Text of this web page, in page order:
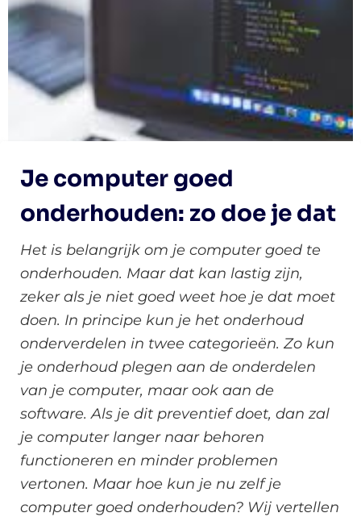
Je computer goed
onderhouden: zo doe je dat
Het is belangrijk om je computer goed te
onderhouden. Maar dat kan lastig zijn,
zeker als je niet goed weet hoe je dat moet
doen. In principe kun je het onderhoud
onderverdelen in twee categorieën. Zo kun
je onderhoud plegen aan de onderdelen
van je computer, maar ook aan de
software. Als je dit preventief doet, dan zal
je computer langer naar behoren
functioneren en minder problemen
vertonen. Maar hoe kun je nu zelf je
computer goed onderhouden? Wij vertellen